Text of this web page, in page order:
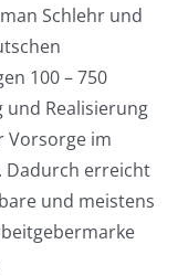
Schlehr und
100 – 750
Realisierung
Vorsorge im
Dadurch erreicht
und meistens